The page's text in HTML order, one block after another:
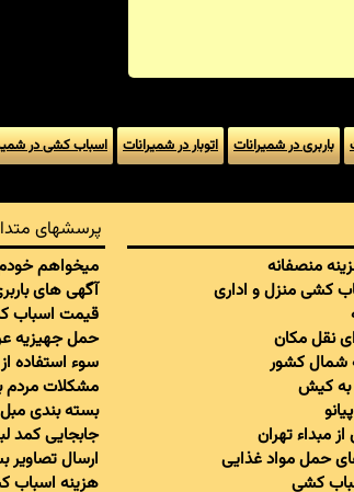
باربری در شمیرانات اتوبار در شمیرانات اسباب کشی در
منصفانه
کشی منزل و اداری
نقل مکان
شمال کشور
به کیش
مبداء تهران
حمل مواد غذایی
کشی
پرسشهای
میخواهم
آگهی های
قیمت اسباب
حمل جهیزیه
سوء استفاده
مشکلات مردم
بسته بندی مبل
جابجایی کمد
ارسال تصاویر
هزینه اسباب